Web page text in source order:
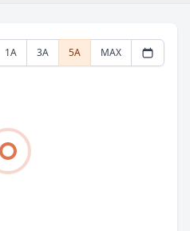
1A 3A 5A MAX